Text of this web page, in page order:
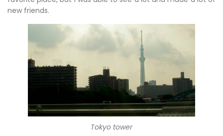
new friends.
Tokyo tower